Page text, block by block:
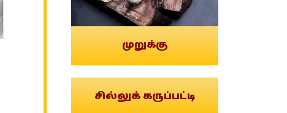
முறுக்கு
சில்லுக் கருப்பட்டி